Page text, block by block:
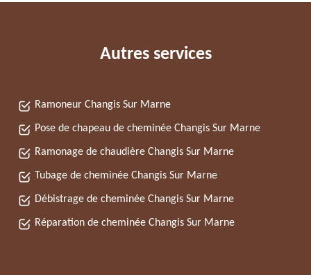
Autres services
Ramoneur Changis Sur Marne
Pose de chapeau de cheminée Changis Sur Marne
Ramonage de chaudière Changis Sur Marne
Tubage de cheminée Changis Sur Marne
Débistrage de cheminée Changis Sur Marne
Réparation de cheminée Changis Sur Marne